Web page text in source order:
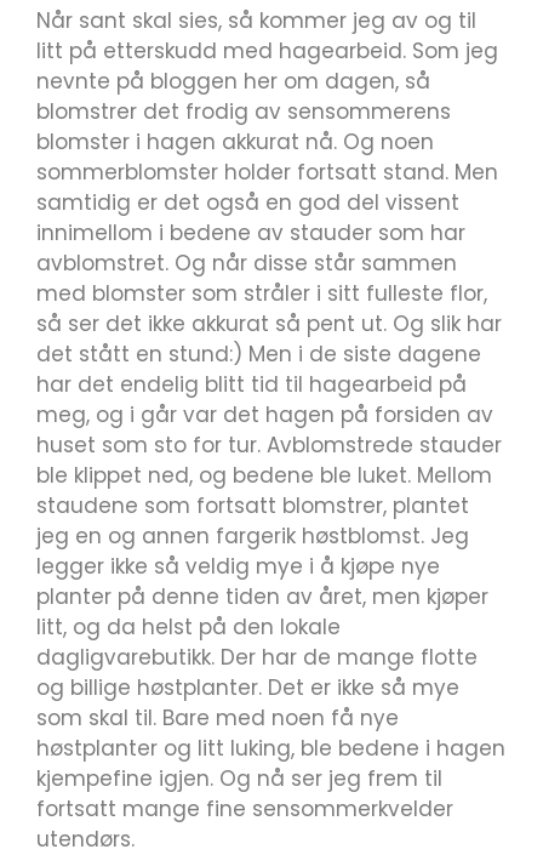
Når sant skal sies, så kommer jeg av og til
litt på etterskudd med hagearbeid. Som jeg
nevnte på bloggen her om dagen, så
blomstrer det frodig av sensommerens
blomster i hagen akkurat nå. Og noen
sommerblomster holder fortsatt stand. Men
samtidig er det også en god del vissent
innimellom i bedene av stauder som har
avblomstret. Og når disse står sammen
med blomster som stråler i sitt fulleste flor,
så ser det ikke akkurat så pent ut. Og slik har
det stått en stund:) Men i de siste dagene
har det endelig blitt tid til hagearbeid på
meg, og i går var det hagen på forsiden av
huset som sto for tur. Avblomstrede stauder
ble klippet ned, og bedene ble luket. Mellom
staudene som fortsatt blomstrer, plantet
jeg en og annen fargerik høstblomst. Jeg
legger ikke så veldig mye i å kjøpe nye
planter på denne tiden av året, men kjøper
litt, og da helst på den lokale
dagligvarebutikk. Der har de mange flotte
og billige høstplanter. Det er ikke så mye
som skal til. Bare med noen få nye
høstplanter og litt luking, ble bedene i hagen
kjempefine igjen. Og nå ser jeg frem til
fortsatt mange fine sensommerkvelder
utendørs.